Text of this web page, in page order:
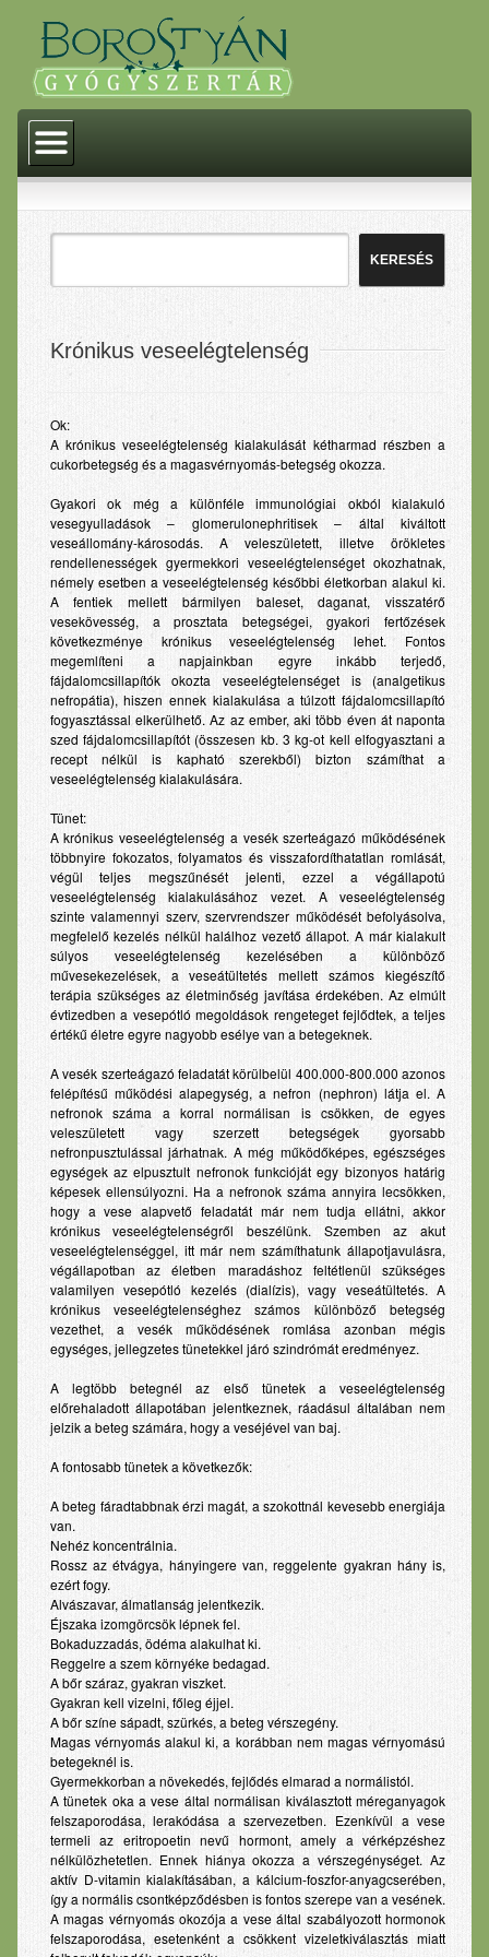
Akciók
Gyógyszerek
Gyógyászati segédeszközök
Dermokozmetikumok
Babaápolási termékek
Fog- és szájápolás
Lexikon
Betegségek
Gyógyszerinfo
Kérdezzen
Pályázat
Elérhetőség
Krónikus veseelégtelenség
Ok:
A krónikus veseelégtelenség kialakulását kétharmad részben a
cukorbetegség és a magasvérnyomás-betegség okozza.
Gyakori ok még a különféle immunológiai okból kialakuló
vesegyulladások – glomerulonephritisek – által kiváltott
veseállomány-károsodás. A veleszületett, illetve örökletes
rendellenességek gyermekkori veseelégtelenséget okozhatnak,
némely esetben a veseelégtelenség későbbi életkorban alakul ki.
A fentiek mellett bármilyen baleset, daganat, visszatérő
vesekövesség, a prosztata betegségei, gyakori fertőzések
következménye krónikus veseelégtelenség lehet. Fontos
megemlíteni a napjainkban egyre inkább terjedő,
fájdalomcsillapítók okozta veseelégtelenséget is (analgetikus
nefropátia), hiszen ennek kialakulása a túlzott fájdalomcsillapító
fogyasztással elkerülhető. Az az ember, aki több éven át naponta
szed fájdalomcsillapítót (összesen kb. 3 kg-ot kell elfogyasztani a
recept nélkül is kapható szerekből) bizton számíthat a
veseelégtelenség kialakulására.
Tünet:
A krónikus veseelégtelenség a vesék szerteágazó működésének
többnyire fokozatos, folyamatos és visszafordíthatatlan romlását,
végül teljes megszűnését jelenti, ezzel a végállapotú
veseelégtelenség kialakulásához vezet. A veseelégtelenség
szinte valamennyi szerv, szervrendszer működését befolyásolva,
megfelelő kezelés nélkül halálhoz vezető állapot. A már kialakult
súlyos veseelégtelenség kezelésében a különböző
művesekezelések, a veseátültetés mellett számos kiegészítő
terápia szükséges az életminőség javítása érdekében. Az elmúlt
évtizedben a vesepótló megoldások rengeteget fejlődtek, a teljes
értékű életre egyre nagyobb esélye van a betegeknek.
A vesék szerteágazó feladatát körülbelül 400.000-800.000 azonos
felépítésű működési alapegység, a nefron (nephron) látja el. A
nefronok száma a korral normálisan is csökken, de egyes
veleszületett vagy szerzett betegségek gyorsabb
nefronpusztulással járhatnak. A még működőképes, egészséges
egységek az elpusztult nefronok funkcióját egy bizonyos határig
képesek ellensúlyozni. Ha a nefronok száma annyira lecsökken,
hogy a vese alapvető feladatát már nem tudja ellátni, akkor
krónikus veseelégtelenségről beszélünk. Szemben az akut
veseelégtelenséggel, itt már nem számíthatunk állapotjavulásra,
végállapotban az életben maradáshoz feltétlenül szükséges
valamilyen vesepótló kezelés (dialízis), vagy veseátültetés. A
krónikus veseelégtelenséghez számos különböző betegség
vezethet, a vesék működésének romlása azonban mégis
egységes, jellegzetes tünetekkel járó szindrómát eredményez.
A legtöbb betegnél az első tünetek a veseelégtelenség
előrehaladott állapotában jelentkeznek, ráadásul általában nem
jelzik a beteg számára, hogy a veséjével van baj.
A fontosabb tünetek a következők:
A beteg fáradtabbnak érzi magát, a szokottnál kevesebb energiája
van.
Nehéz koncentrálnia.
Rossz az étvágya, hányingere van, reggelente gyakran hány is,
ezért fogy.
Alvászavar, álmatlanság jelentkezik.
Éjszaka izomgörcsök lépnek fel.
Bokaduzzadás, ödéma alakulhat ki.
Reggelre a szem környéke bedagad.
A bőr száraz, gyakran viszket.
Gyakran kell vizelni, főleg éjjel.
A bőr színe sápadt, szürkés, a beteg vérszegény.
Magas vérnyomás alakul ki, a korábban nem magas vérnyomású
betegeknél is.
Gyermekkorban a növekedés, fejlődés elmarad a normálistól.
A tünetek oka a vese által normálisan kiválasztott méreganyagok
felszaporodása, lerakódása a szervezetben. Ezenkívül a vese
termeli az eritropoetin nevű hormont, amely a vérképzéshez
nélkülözhetetlen. Ennek hiánya okozza a vérszegénységet. Az
aktív D-vitamin kialakításában, a kálcium-foszfor-anyagcserében,
így a normális csontképződésben is fontos szerepe van a vesének.
A magas vérnyomás okozója a vese által szabályozott hormonok
felszaporodása, esetenként a csökkent vizeletkiválasztás miatt